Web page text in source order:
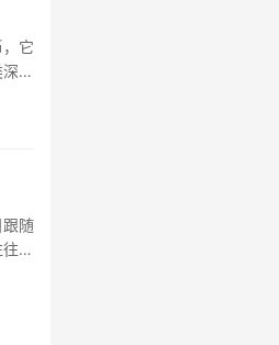
它
层
随
倾